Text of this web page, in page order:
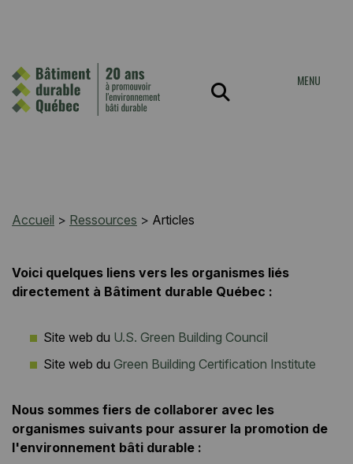
MENU
Accueil > Ressources > Articles
Voici quelques liens vers les organismes liés
directement à Bâtiment durable Québec :
Site web du U.S. Green Building Council
Site web du Green Building Certification Institute
Nous sommes fiers de collaborer avec les
organismes suivants pour assurer la promotion de
l'environnement bâti durable :